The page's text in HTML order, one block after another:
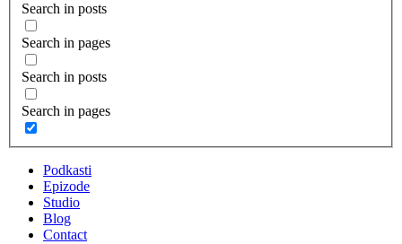
Search in posts
Search in pages
Search in posts
Search in pages
Podkasti
Epizode
Studio
Blog
Contact